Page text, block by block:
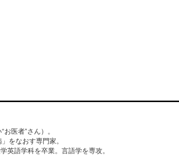
医者”さん）。
をなおす専門家。
英語学科を卒業。言語学を専攻。